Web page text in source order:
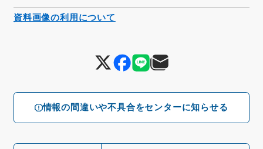
情報の間違いや不具合をセンターに知らせる
資料画像の利用について